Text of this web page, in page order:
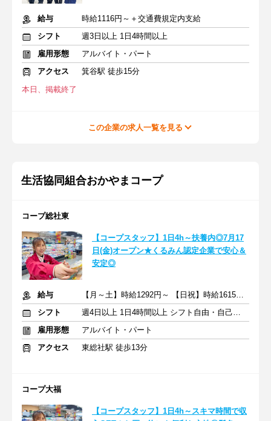
給与
時給1116円～＋交通費規定内支給
シフト
週3日以上 1日4時間以上
雇用形態
アルバイト・パート
アクセス
箕谷駅 徒歩15分
本日、掲載終了
この企業の求人一覧を見る
生活協同組合おかやまコープ
コープ総社東
【コープスタッフ】1日4h～扶養内◎7月17
日(金)オープン★くるみん認定企業で安心＆
安定◎
給与
【月～土】時給1292円～ 【日祝】時給1615円～ ※交通費一部支給
シフト
週4日以上 1日4時間以上 シフト自由・自己申告
雇用形態
アルバイト・パート
アクセス
東総社駅 徒歩13分
コープ大福
【コープスタッフ】1日4h～スキマ時間で収